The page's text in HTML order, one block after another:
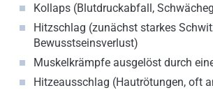
Kollaps (Blutdruckabfall,
Hitzschlag (zunächst starkes
Bewusstseinsverlust)
Muskelkrämpfe ausgelöst durch
Hitzeausschlag (Hautrötungen, oft